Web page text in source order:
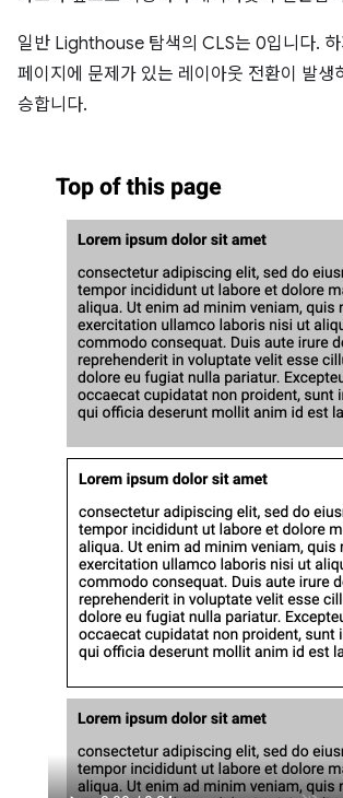
일반 Lighthouse 탐색의 CLS는 0입니다. 하
페이지에 문제가 있는 레이아웃 전환이 발생
승합니다.